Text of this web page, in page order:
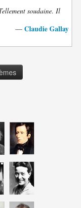
soudaine. Il
— Claudie Gallay